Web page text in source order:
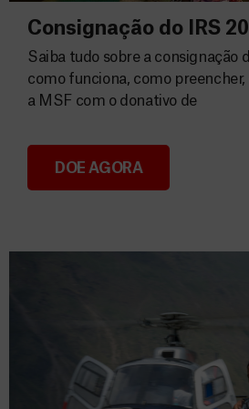
Consignação do IRS
Consignação do IRS
Saiba tudo sobre a consignação
como funciona, como
a MSF com o donativo de
DOE AGORA